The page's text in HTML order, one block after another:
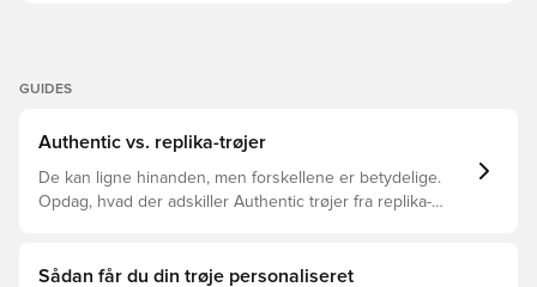
GUIDES
Authentic vs. replika-trøjer
De kan ligne hinanden, men forskellene er betydelige.
Opdag, hvad der adskiller Authentic trøjer fra replika-
Sådan får du din trøje personaliseret